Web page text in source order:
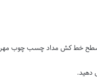
سطح خط کش مداد چسب چوب
دهید.